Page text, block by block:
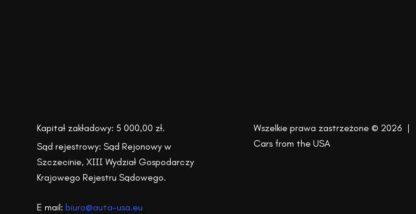
Kapitał zakładowy: 5 000,00 zł.
Sąd rejestrowy: Sąd Rejonowy w
Szczecinie, XIII Wydział Gospodarczy
Krajowego Rejestru Sądowego.
E mail: biuro@auta-usa.eu
Wszelkie prawa zastrzeżone © 2026 |
Cars from the USA